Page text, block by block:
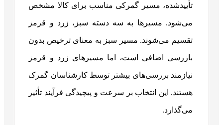
تأییدشده، مسیر گمرکی مناسب برای کالا مشخص
می‌شود. مسیرها به سه دسته سبز، زرد و قرمز
تقسیم می‌شوند. مسیر سبز به معنای ترخیص بدون
بازرسی اضافی است، اما مسیرهای زرد و قرمز
نیازمند بررسی‌های بیشتر توسط کارشناسان گمرک
هستند. این انتخاب بر سرعت و پیچیدگی فرآیند تأثیر
می‌گذارد.